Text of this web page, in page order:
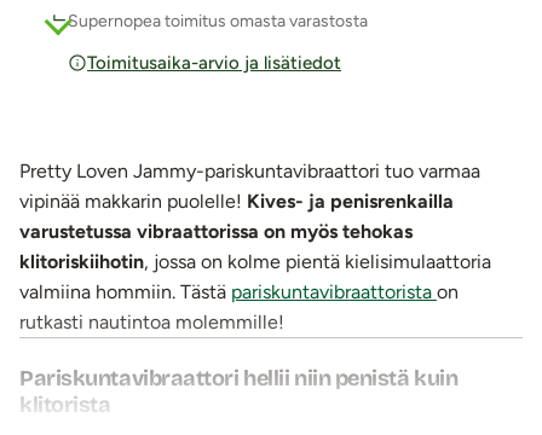
Supernopea toimitus omasta varastosta
Toimitusaika-arvio ja lisätiedot
Pretty Loven Jammy-pariskuntavibraattori tuo varmaa
vipinää makkarin puolelle! Kives- ja penisrenkailla
varustetussa vibraattorissa on myös tehokas
klitoriskiihotin, jossa on kolme pientä kielisimulaattoria
valmiina hommiin. Tästä pariskuntavibraattorista on
rutkasti nautintoa molemmille!
Pariskuntavibraattori hellii niin penistä kuin
klitorista